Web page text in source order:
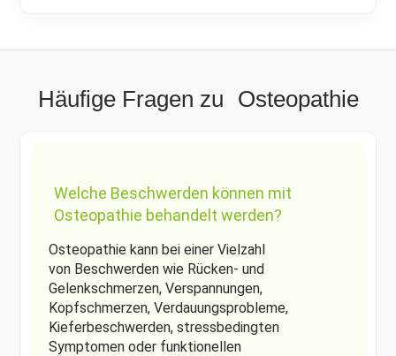
Häufige Fragen zu Osteopathie
Welche Beschwerden können mit
Osteopathie behandelt werden?
Osteopathie kann bei einer Vielzahl
von Beschwerden wie Rücken- und
Gelenkschmerzen, Verspannungen,
Kopfschmerzen, Verdauungsprobleme,
Kieferbeschwerden, stressbedingten
Symptomen oder funktionellen